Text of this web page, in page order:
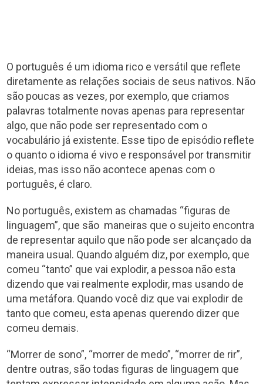
O português é um idioma rico e versátil que reflete
diretamente as relações sociais de seus nativos. Não
são poucas as vezes, por exemplo, que criamos
palavras totalmente novas apenas para representar
algo, que não pode ser representado com o
vocabulário já existente. Esse tipo de episódio reflete
o quanto o idioma é vivo e responsável por transmitir
ideias, mas isso não acontece apenas com o
português, é claro.
No português, existem as chamadas “figuras de
linguagem”, que são maneiras que o sujeito encontra
de representar aquilo que não pode ser alcançado da
maneira usual. Quando alguém diz, por exemplo, que
comeu “tanto” que vai explodir, a pessoa não esta
dizendo que vai realmente explodir, mas usando de
uma metáfora. Quando você diz que vai explodir de
tanto que comeu, esta apenas querendo dizer que
comeu demais.
“Morrer de sono”, “morrer de medo”, “morrer de rir”,
dentre outras, são todas figuras de linguagem que